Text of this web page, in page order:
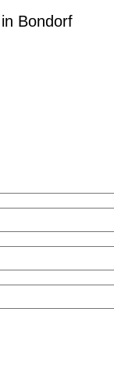
Bondorf